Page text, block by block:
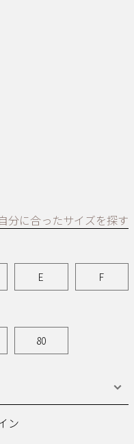
ン
分に合ったサイズを探す
E F
80